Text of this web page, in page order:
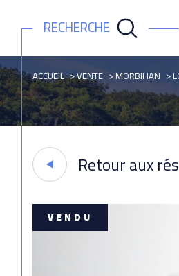
maisonRECHERCHE
ACCUEIL VENTE MORBIHAN
Retour aux
VENDU